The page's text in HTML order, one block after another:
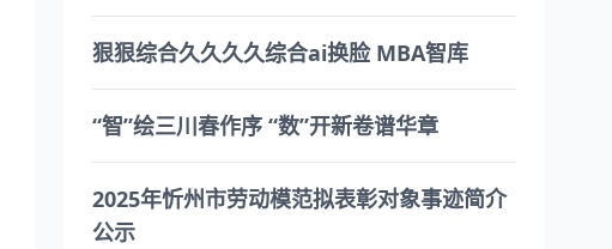
狠狠综合久久久久综合ai换脸 MBA智库
“智”绘三川春作序 “数”开新卷谱华章
2025年忻州市劳动模范拟表彰对象事迹简介
公示